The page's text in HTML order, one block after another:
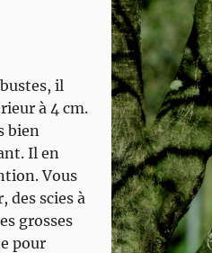
il
à 4 cm.
bien
Il en
Vous
des scies à
grosses
pour